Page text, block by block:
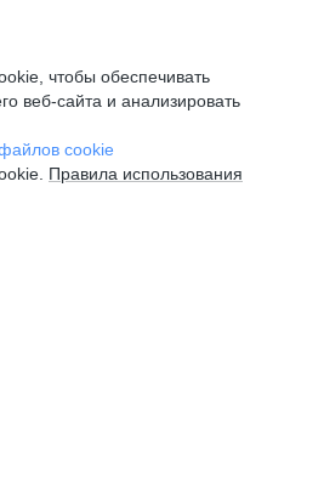
чтобы обеспечивать
веб-сайта и анализировать
cookie
Правила использования